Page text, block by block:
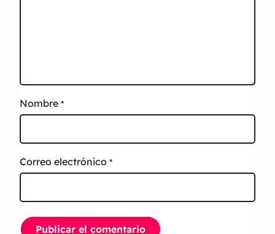
Nombre *
Correo electrónico *